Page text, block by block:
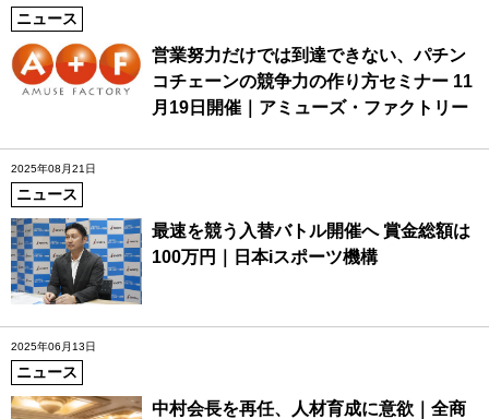
ニュース
営業努力だけでは到達できない、パチン
コチェーンの競争力の作り方セミナー 11
月19日開催｜アミューズ・ファクトリー
2025年08月21日
ニュース
最速を競う入替バトル開催へ 賞金総額は
100万円｜日本iスポーツ機構
2025年06月13日
ニュース
中村会長を再任、人材育成に意欲｜全商